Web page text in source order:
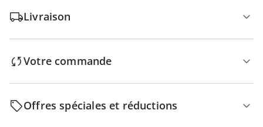
Livraison
Votre commande
Offres spéciales et réductions